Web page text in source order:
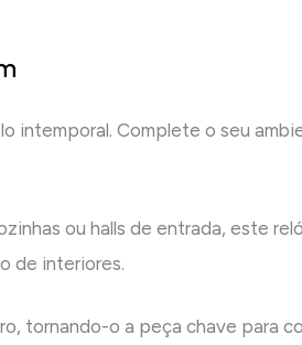
intemporal. Complete o seu
ou halls de entrada, este
de interiores.
tornando-o a peça chave para